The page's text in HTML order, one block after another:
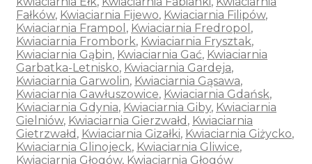
Fałków, Kwiaciarnia Fijewo, Kwiaciarnia Filipów,
Kwiaciarnia Frampol , Kwiaciarnia Fredropol ,
Kwiaciarnia Frombork, Kwiaciarnia Frysztak,
Kwiaciarnia Gąbin, Kwiaciarnia Gać, Kwiaciarnia
Garbatka-Letnisko, Kwiaciarnia Gardeja,
Kwiaciarnia Garwolin, Kwiaciarnia Gąsawa,
Kwiaciarnia Gawłuszowice, Kwiaciarnia Gdańsk,
Kwiaciarnia Gdynia, Kwiaciarnia Giby, Kwiaciarnia
Gielniów, Kwiaciarnia Gierzwałd , Kwiaciarnia
Gietrzwałd , Kwiaciarnia Gizałki, Kwiaciarnia Giżycko,
Kwiaciarnia Glinojeck, Kwiaciarnia Gliwice,
Kwiaciarnia Głogów, Kwiaciarnia Głogów